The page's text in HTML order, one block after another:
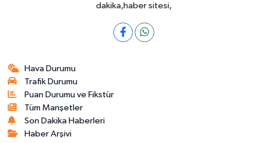
dakika,haber sitesi,
Hava Durumu
Trafik Durumu
Puan Durumu ve Fikstür
Tüm Manşetler
Son Dakika Haberleri
Haber Arşivi